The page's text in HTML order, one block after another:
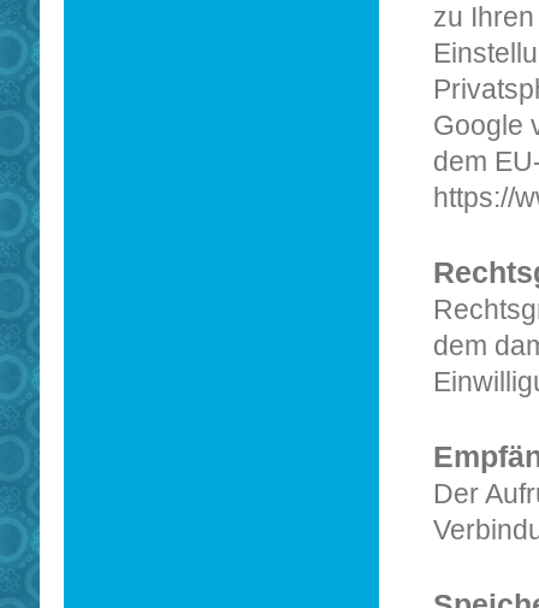
zu
Google
dem
https://
dem
Der